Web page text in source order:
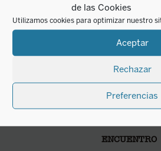
de las Cookies
Utilizamos cookies para optimizar nuestro
Aceptar
Rechazar
Preferencias
ENCUENTRO